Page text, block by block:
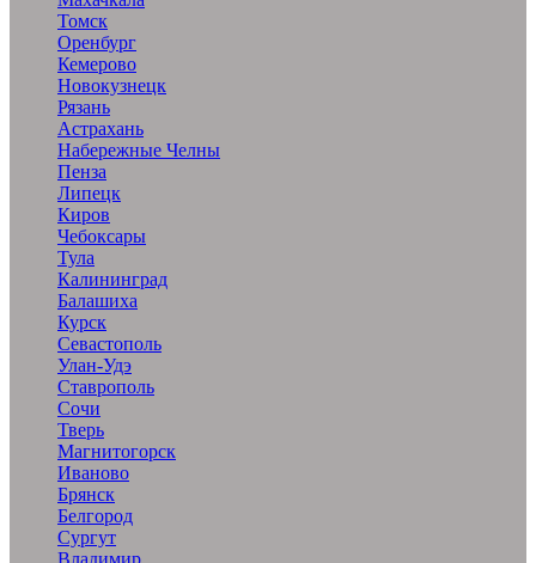
Томск
Оренбург
Кемерово
Новокузнецк
Рязань
Астрахань
Набережные Челны
Пенза
Липецк
Киров
Чебоксары
Тула
Калининград
Балашиха
Курск
Севастополь
Улан-Удэ
Ставрополь
Сочи
Тверь
Магнитогорск
Иваново
Брянск
Белгород
Сургут
Владимир